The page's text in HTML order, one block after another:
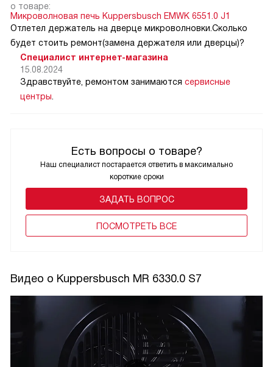
Есть вопросы о товаре?
Наш специалист постарается ответить в максимально
короткие сроки
ЗАДАТЬ ВОПРОС
ПОCМОТРЕТЬ ВСЕ
о товаре:
Микроволновая печь Kuppersbusch EMWK 6551.0 J1
Отлетел держатель на дверце микроволновки.Сколько
будет стоить ремонт(замена держателя или дверцы)?
Специалист интернет-магазина
15.08.2024
Здравствуйте, ремонтом занимаются сервисные
центры
Видео о Kuppersbusch MR 6330.0 S7